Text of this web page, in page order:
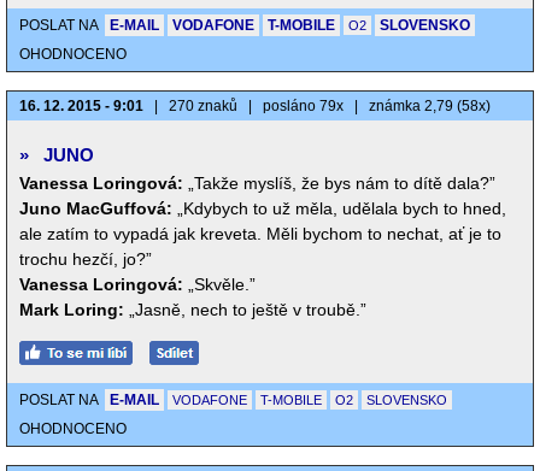
POSLAT NA E-MAIL VODAFONE T-MOBILE O2
SLOVENSKO
OHODNOCENO
16. 12. 2015 - 9:01 270 znaků posláno 79x známka 2,79 (58x)
» JUNO
Vanessa Loringová:
„Takže myslíš, že bys nám to dítě dala?”
Juno MacGuffová:
„Kdybych to už měla, udělala bych to hned,
ale zatím to vypadá jak kreveta. Měli bychom to nechat, ať je to
trochu hezčí, jo?”
Vanessa Loringová:
„Skvěle.”
Mark Loring:
„Jasně, nech to ještě v troubě.”
POSLAT NA E-MAIL VODAFONE T-MOBILE O2 SLOVENSKO
OHODNOCENO